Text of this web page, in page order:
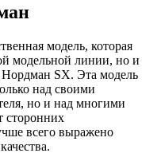
модель, которая
модельной линии, но и
SX. Эта модель
над своими
но и над многими
сторонних
всего выражено